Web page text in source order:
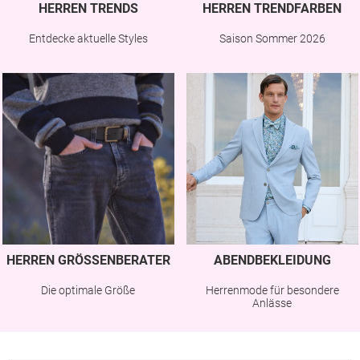
HERREN TRENDS
Entdecke aktuelle Styles
HERREN TRENDFARBEN
Saison Sommer 2026
HERREN GRÖSSENBERATER
Die optimale Größe
ABENDBEKLEIDUNG
Herrenmode für besondere
Anlässe